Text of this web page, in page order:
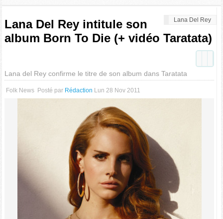
Lana Del Rey
Lana Del Rey intitule son
album Born To Die (+ vidéo Taratata)
Lana del Rey confirme le titre de son album dans Taratata
Folk News Posté par Rédaction Lun 28 Nov 2011